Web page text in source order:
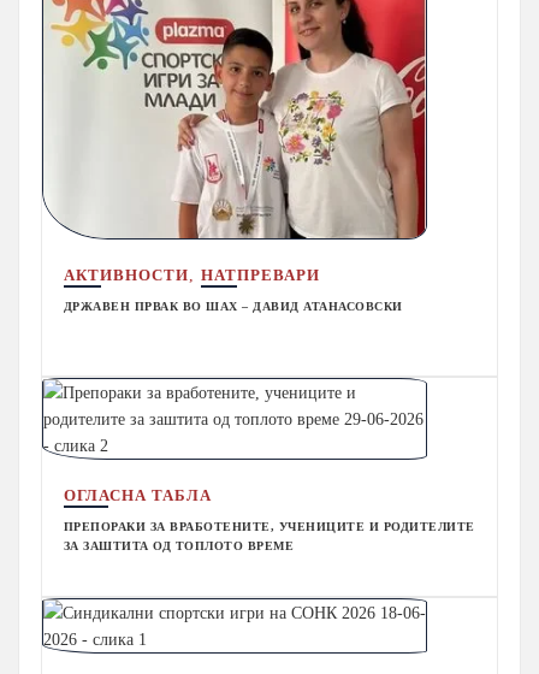
АКТИВНОСТИ НАТПРЕВАРИ
ДРЖАВЕН ПРВАК ВО ШАХ – ДАВИД АТАНАСОВСКИ
ОГЛАСНА ТАБЛА
ПРЕПОРАКИ ЗА ВРАБОТЕНИТЕ, УЧЕНИЦИТЕ И РОДИТЕЛИТЕ
ЗА ЗАШТИТА ОД ТОПЛОТО ВРЕМЕ